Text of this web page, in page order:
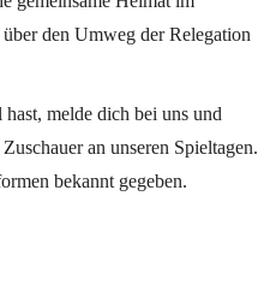
den Umweg der Relegation
melde dich bei uns und
an unseren Spieltagen.
bekannt gegeben.